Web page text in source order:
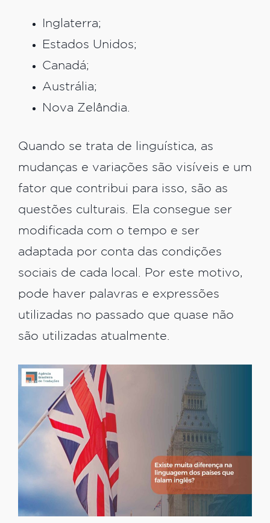
Inglaterra;
Estados Unidos;
Canadá;
Austrália;
Nova Zelândia.
Quando se trata de linguística, as
mudanças e variações são visíveis e um
fator que contribui para isso, são as
questões culturais. Ela consegue ser
modificada com o tempo e ser
adaptada por conta das condições
sociais de cada local. Por este motivo,
pode haver palavras e expressões
utilizadas no passado que quase não
são utilizadas atualmente.